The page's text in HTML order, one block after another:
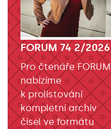
FORUM 74 2/2026
Pro čtenáře FORUM
nabízíme
k prolistování
kompletní archiv
čísel ve formátu